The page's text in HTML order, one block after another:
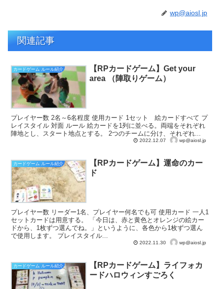
wp@aiosl.jp
関連記事
カードゲーム ルール紹介
【RPカードゲーム】Get your
area （陣取りゲーム）
プレイヤー数 2名～6名程度 使用カード 1セット 絵カードすべて プ
レイスタイル 対面 ルール 絵カードを1列に並べる。両端をそれぞれ
陣地とし、スタート地点とする。 2つのチームに分け、それぞれ...
2022.12.07 wp@aiosl.jp
カードゲーム ルール紹介
【RPカードゲーム】運命のカー
ド
プレイヤー数 リーダー1名、プレイヤー何名でも可 使用カード 一人1
セットカードは用意する。 「今日は、赤と黄色とオレンジの絵カー
ドから、1枚ずつ選んでね。」というように、各色から1枚ずつ選ん
で使用します。 プレイスタイル...
2022.11.30 wp@aiosl.jp
カードゲーム ルール紹介
【RPカードゲーム】ライフォカ
ードハロウィンすごろく